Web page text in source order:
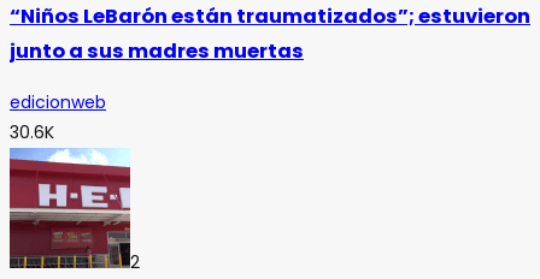
“Niños LeBarón están traumatizados”; estuvieron
junto a sus madres muertas
edicionweb
30.6K
2